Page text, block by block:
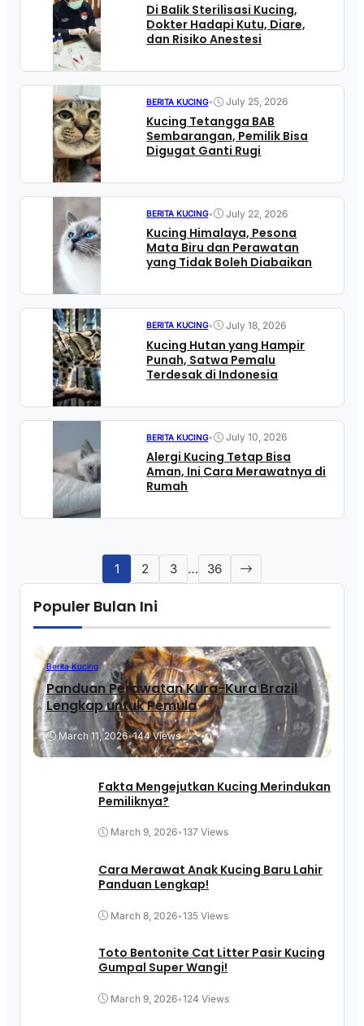
Di Balik Sterilisasi Kucing,
Dokter Hadapi Kutu, Diare,
dan Risiko Anestesi
BERITA KUCING• July 25, 2026
Kucing Tetangga BAB
Sembarangan, Pemilik Bisa
Digugat Ganti Rugi
BERITA KUCING• July 22, 2026
Kucing Himalaya, Pesona
Mata Biru dan Perawatan
yang Tidak Boleh Diabaikan
BERITA KUCING• July 18, 2026
Kucing Hutan yang Hampir
Punah, Satwa Pemalu
Terdesak di Indonesia
BERITA KUCING• July 10, 2026
Alergi Kucing Tetap Bisa
Aman, Ini Cara Merawatnya di
Rumah
1 2 3 … 36
Populer Bulan Ini
Berita Kucing
Panduan Perawatan Kura-Kura Brazil
Lengkap untuk Pemula
March 11, 2026•144 Views
Fakta Mengejutkan Kucing Merindukan
Pemiliknya?
March 9, 2026•137 Views
Cara Merawat Anak Kucing Baru Lahir
Panduan Lengkap!
March 8, 2026•135 Views
Toto Bentonite Cat Litter Pasir Kucing
Gumpal Super Wangi!
March 9, 2026•124 Views